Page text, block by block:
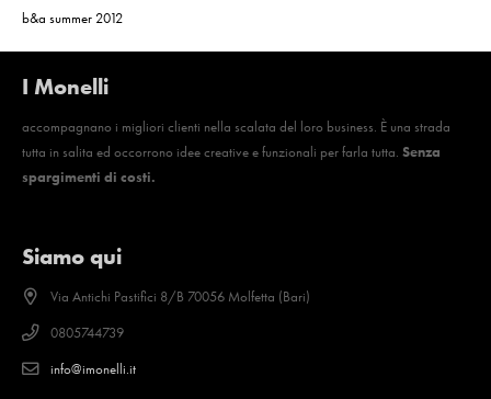
b&a summer 2012
I Monelli
accompagnano i migliori clienti nella scalata del loro business. È una strada
tutta in salita ed occorrono idee creative e funzionali per farla tutta. Senza
spargimenti di costi.
Siamo qui
Via Antichi Pastifici 8/B 70056 Molfetta (Bari)
0805744739
info@imonelli.it